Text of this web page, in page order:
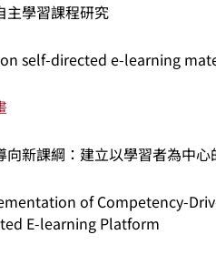
主學習課程研究
self-directed e-learning
向新課綱：建立以學習者為中
of Competency-
E-learning Platform